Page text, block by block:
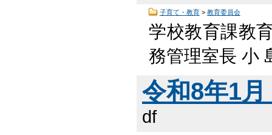
子育て・教育> 教育委員会
学校教育課教
務管理室長 小
令和8年1
df